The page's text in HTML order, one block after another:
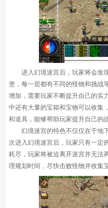
进入幻境迷宫后，玩家将会发
堡，每一层都有不同的怪物和挑战
增加，需要玩家不断提升自己的实
中还有大量的宝箱和宝物可以收集
和道具，能够帮助玩家提升自己的战
幻境迷宫的特色不仅仅在于地
次进入幻境迷宫后，玩家只有一定
耗尽，玩家将被迫离开迷宫并无法
理规划时间，尽快击败怪物并收集